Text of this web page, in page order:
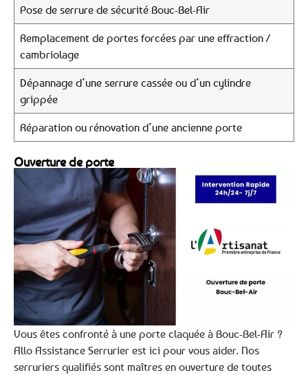
Pose de serrure de sécurité Bouc-Bel-Air
Remplacement de portes forcées par une effraction /
cambriolage
Dépannage d’une serrure cassée ou d’un cylindre
grippée
Réparation ou rénovation d’une ancienne porte
Ouverture de porte
Vous êtes confronté à une porte claquée à Bouc-Bel-Air ?
Allo Assistance Serrurier est ici pour vous aider. Nos
serruriers qualifiés sont maîtres en ouverture de toutes